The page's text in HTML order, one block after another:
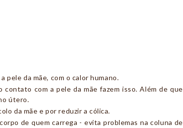
pele da mãe, com o calor humano.
com a pele da mãe fazem isso. Além de que
útero.
da mãe e por reduzir a cólica.
de quem carrega - evita problemas na coluna de